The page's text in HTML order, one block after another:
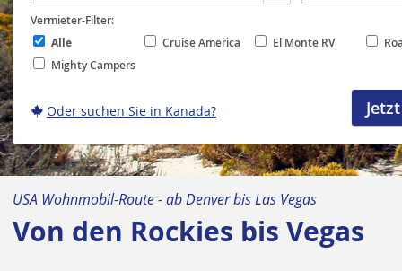
Vermieter-Filter:
Alle
Cruise America El Monte RV
Mighty Campers
Oder suchen Sie in Kanada?
USA Wohnmobil-Route - ab Denver bis Las Vegas
Von den Rockies bis Vegas